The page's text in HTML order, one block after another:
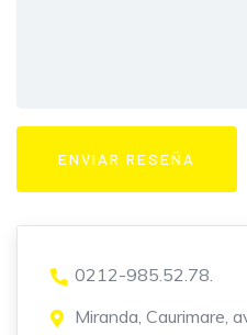
0212-985.52.78.
Miranda, Caurimare,